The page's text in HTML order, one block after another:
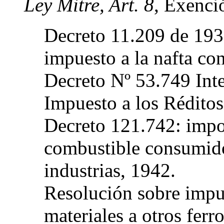
Ley Mitre, Art. 8,
Decreto 11.209 de
impuesto a la nafta
Decreto Nº 53.749
Impuesto a los
Decreto 121.742:
combustible
industrias, 1942.
Resolución sobre
materiales a otros